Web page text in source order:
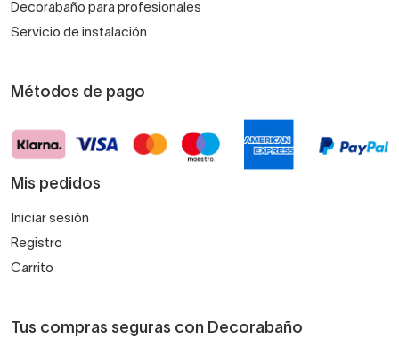
Decorabaño para profesionales
Servicio de instalación
Métodos de pago
Mis pedidos
Iniciar sesión
Registro
Carrito
Tus compras seguras con Decorabaño